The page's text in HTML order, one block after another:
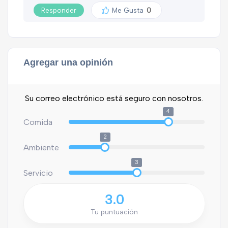
Responder Me Gusta 0
Agregar una opinión
Su correo electrónico está seguro con nosotros.
Comida
4
Ambiente
2
Servicio
3
3.0
Tu puntuación